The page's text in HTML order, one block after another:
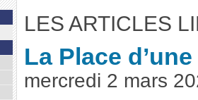
LES ARTICLES
La Place
mercredi 2 mars